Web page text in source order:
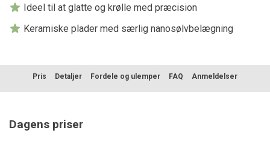
Ideel til at glatte og krølle med præcision
Keramiske plader med særlig nanosølvbelægning
Pris Detaljer Fordele og ulemper FAQ Anmeldelser
Dagens priser